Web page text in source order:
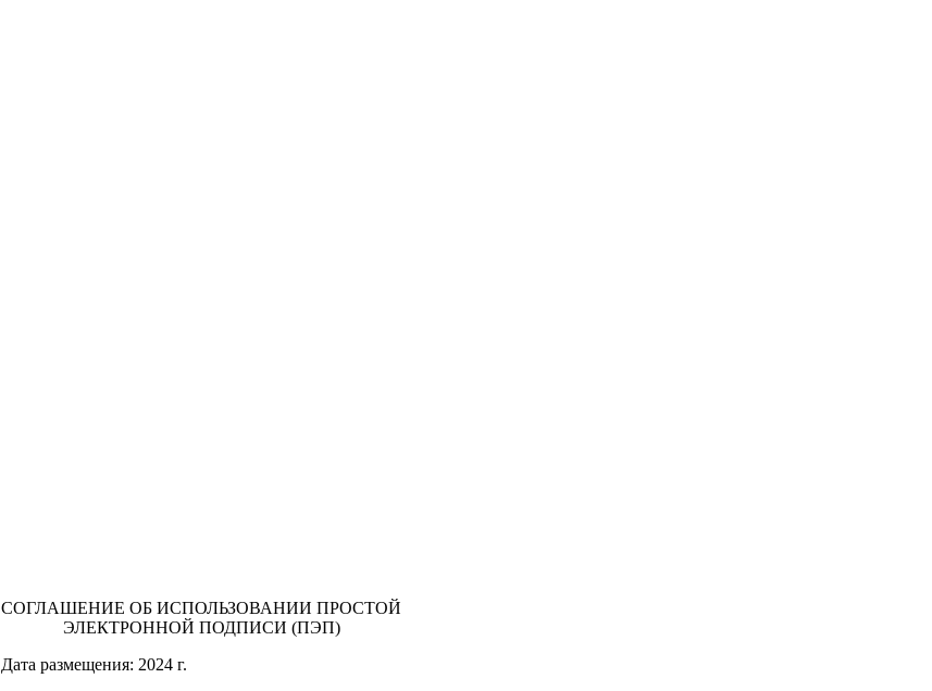
СОГЛАШЕНИЕ ОБ ИСПОЛЬЗОВАНИИ ПРОСТОЙ
ЭЛЕКТРОННОЙ ПОДПИСИ (ПЭП)
Дата размещения: 2024 г.